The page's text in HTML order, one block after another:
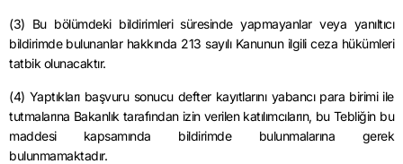
(3) Bu bölümdeki bildirimleri süresinde yapmayanlar veya yanıltıcı
bildirimde bulunanlar hakkında 213 sayılı Kanunun ilgili ceza hükümleri
tatbik olunacaktır.
(4) Yaptıkları başvuru sonucu defter kayıtlarını yabancı para birimi ile
tutmalarına Bakanlık tarafından izin verilen katılımcıların, bu Tebliğin bu
maddesi kapsamında bildirimde bulunmalarına gerek
bulunmamaktadır.